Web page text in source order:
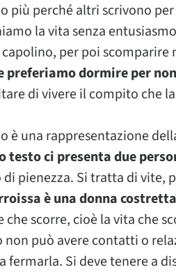
più perché altri scrivono
la vita senza
per poi scomparire
preferiamo dormire per
di vivere il compito che
è una rappresentazione
testo ci presenta due
pienezza. Si tratta di vite,
è una donna
che scorre, cioè la vita che
non può avere contatti o
fermarla. Si deve tenere a